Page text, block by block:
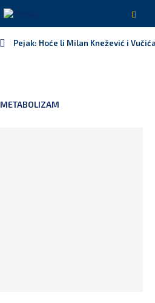
Pejak: Hoće li Milan Knežević i
METABOLIZAM